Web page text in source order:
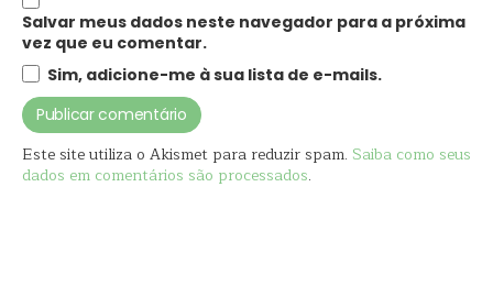
Salvar meus dados neste navegador para a próxima
vez que eu comentar.
Sim, adicione-me à sua lista de e-mails.
Este site utiliza o Akismet para reduzir spam. Saiba como seus
dados em comentários são processados.